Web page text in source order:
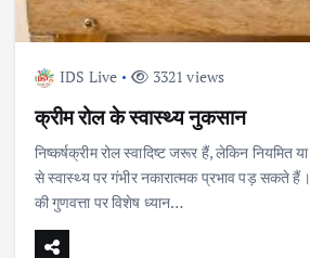
IDS Live 3321 views
क्रीम रोल के स्वास्थ्य नुकसान
निष्कर्षक्रीम रोल स्वादिष्ट जरूर हैं, लेकिन नियमित
से स्वास्थ्य पर गंभीर नकारात्मक प्रभाव पड़ सकते
की गुणवत्ता पर विशेष ध्यान…